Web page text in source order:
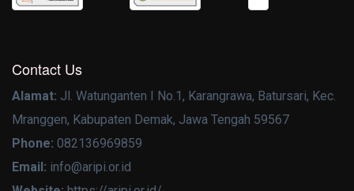
Contact Us
Alamat: Jl. Watunganten I No.1, Karangrawa, Batursari, Kec.
Mranggen, Kabupaten Demak, Jawa Tengah 59567
Phone: 082136969859
Email: info@aripi.or.id